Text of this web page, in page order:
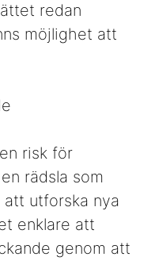
redan
möjlighet att
risk för
rädsla som
att utforska nya
enklare att
genom att